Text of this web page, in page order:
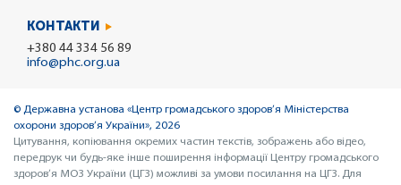
КОНТАКТИ
+380 44 334 56 89
info@phc.org.ua
© Державна установа «Центр громадського здоров’я Міністерства
охорони здоров’я України», 2026
Цитування, копіювання окремих частин текстів, зображень або відео,
передрук чи будь-яке інше поширення інформації Центру громадського
здоров’я МОЗ України (ЦГЗ) можливі за умови посилання на ЦГЗ. Для